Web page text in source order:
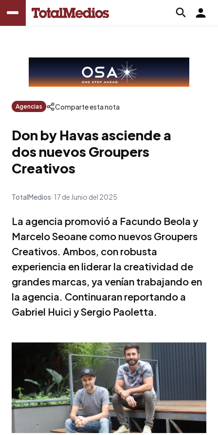
Agencias Comparte esta nota
Don by Havas asciende a
dos nuevos Groupers
Creativos
TotalMedios 17 de Junio del 2025
La agencia promovió a Facundo Beola y
Marcelo Seoane como nuevos Groupers
Creativos. Ambos, con robusta
experiencia en liderar la creatividad de
grandes marcas, ya venían trabajando en
la agencia. Continuaran reportando a
Gabriel Huici y Sergio Paoletta.